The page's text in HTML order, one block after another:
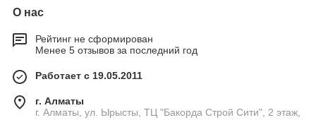
О нас
Рейтинг не сформирован
Менее 5 отзывов за последний год
Работает с 19.05.2011
г. Алматы
г. Алматы, ул. Ырысты, ТЦ "Бакорда Строй Сити", 2 этаж,